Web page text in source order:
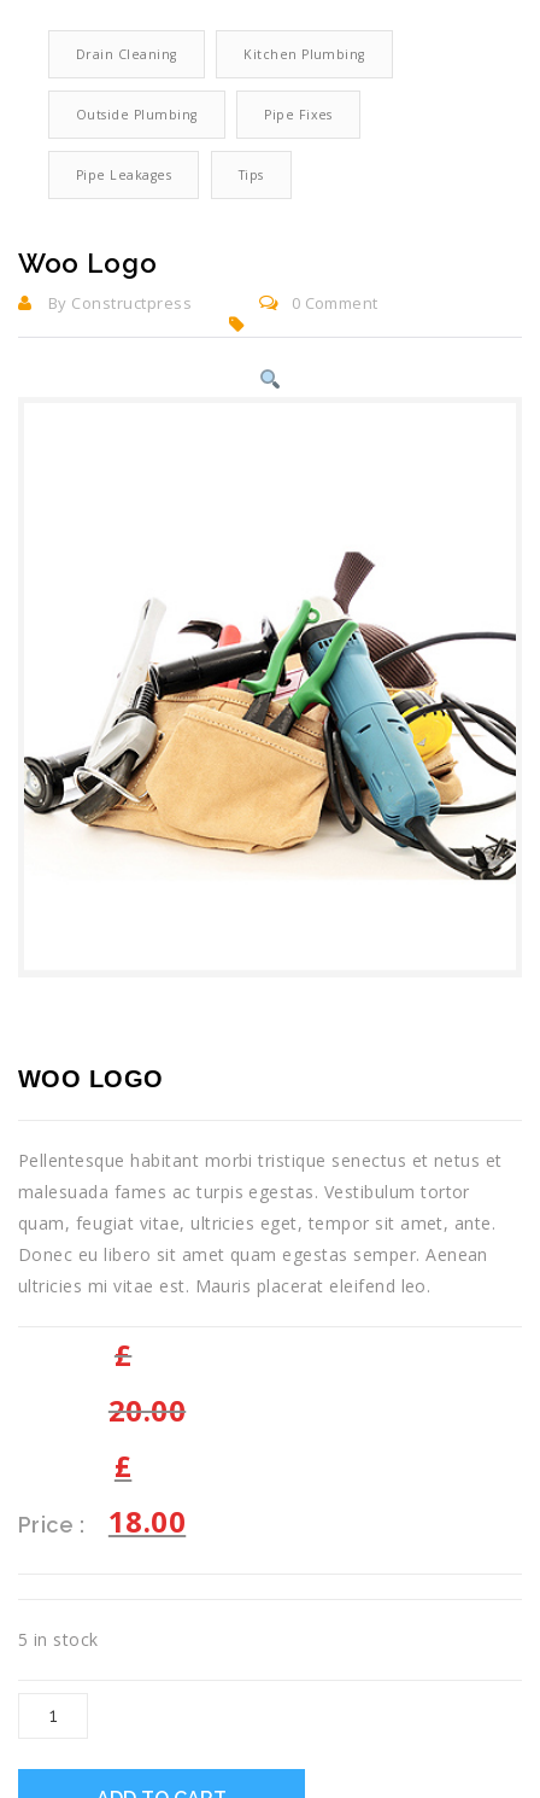
Drain Cleaning Kitchen Plumbing
Outside Plumbing Pipe Fixes
Pipe Leakages Tips
07
JUN
Woo Logo
By Constructpress 0 Comment
WOO LOGO
Pellentesque habitant morbi tristique senectus et netus et
malesuada fames ac turpis egestas. Vestibulum tortor
quam, feugiat vitae, ultricies eget, tempor sit amet, ante.
Donec eu libero sit amet quam egestas semper. Aenean
ultricies mi vitae est. Mauris placerat eleifend leo.
Price :
£
20.00
£
18.00
5 in stock
Woo
quantity